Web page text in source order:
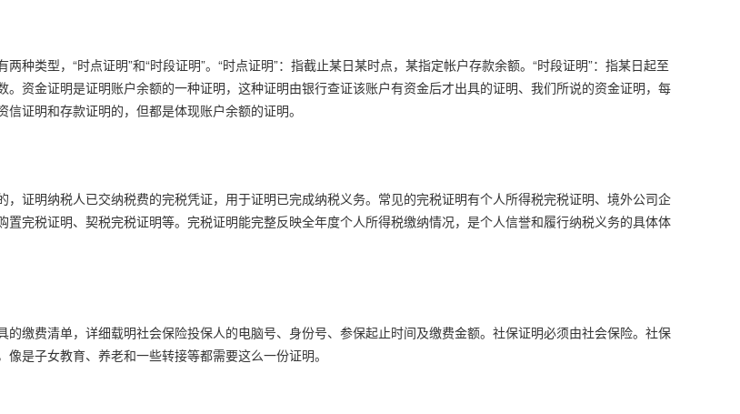
种类型，“时点证明”和“时段证明”。“时点证明”：指截止某日某时点，某指定帐户存款余额。“时段证明”：指某日起至
。资金证明是证明账户余额的一种证明，这种证明由银行查证该账户有资金后才出具的证明、我们所说的资金证明，每
证明和存款证明的，但都是体现账户余额的证明。
，证明纳税人已交纳税费的完税凭证，用于证明已完成纳税义务。常见的完税证明有个人所得税完税证明、境外公司企
置完税证明、契税完税证明等。完税证明能完整反映全年度个人所得税缴纳情况，是个人信誉和履行纳税义务的具体体
的缴费清单，详细载明社会保险投保人的电脑号、身份号、参保起止时间及缴费金额。社保证明必须由社会保险。社保
是子女教育、养老和一些转接等都需要这么一份证明。